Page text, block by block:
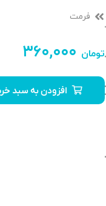
فرمت
۳۶۰,۰۰۰ تومان
افزودن به سبد